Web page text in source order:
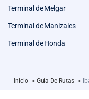
Terminal de Melgar
Terminal de Manizales
Terminal de Honda
Inicio > Guía De Rutas >